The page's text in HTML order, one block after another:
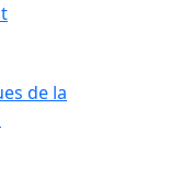
de la